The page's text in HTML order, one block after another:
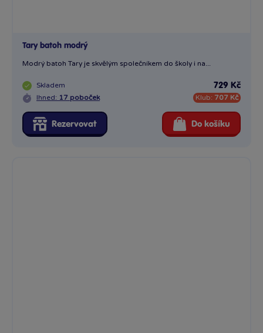
Tary batoh modrý
Modrý batoh Tary je skvělým společníkem do školy i na...
Skladem
Ihned: 17 poboček
729 Kč
Klub: 707 Kč
Rezervovat Do košíku